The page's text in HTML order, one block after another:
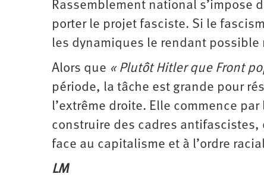
Rassemblement national s’impose
porter le projet fasciste. Si le
les dynamiques le rendant possible
Alors que « Plutôt Hitler que Front
période, la tâche est grande pour
l’extrême droite. Elle commence
construire des cadres
face au capitalisme et à l’ordre
LM